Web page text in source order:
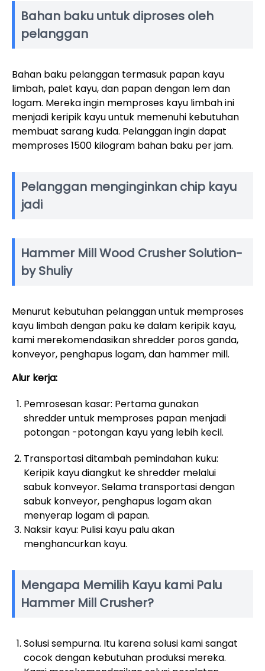
Bahan baku untuk diproses oleh
pelanggan
Bahan baku pelanggan termasuk papan kayu
limbah, palet kayu, dan papan dengan lem dan
logam. Mereka ingin memproses kayu limbah ini
menjadi keripik kayu untuk memenuhi kebutuhan
membuat sarang kuda. Pelanggan ingin dapat
memproses 1500 kilogram bahan baku per jam.
Pelanggan menginginkan chip kayu
jadi
Hammer Mill Wood Crusher Solution-
by Shuliy
Menurut kebutuhan pelanggan untuk memproses
kayu limbah dengan paku ke dalam keripik kayu,
kami merekomendasikan shredder poros ganda,
konveyor, penghapus logam, dan hammer mill.
Alur kerja:
Pemrosesan kasar: Pertama gunakan
shredder untuk memproses papan menjadi
potongan -potongan kayu yang lebih kecil.
Transportasi ditambah pemindahan kuku:
Keripik kayu diangkut ke shredder melalui
sabuk konveyor. Selama transportasi dengan
sabuk konveyor, penghapus logam akan
menyerap logam di papan.
Naksir kayu: Pulisi kayu palu akan
menghancurkan kayu.
Mengapa Memilih Kayu kami Palu
Hammer Mill Crusher?
Solusi sempurna. Itu karena solusi kami sangat
cocok dengan kebutuhan produksi mereka.